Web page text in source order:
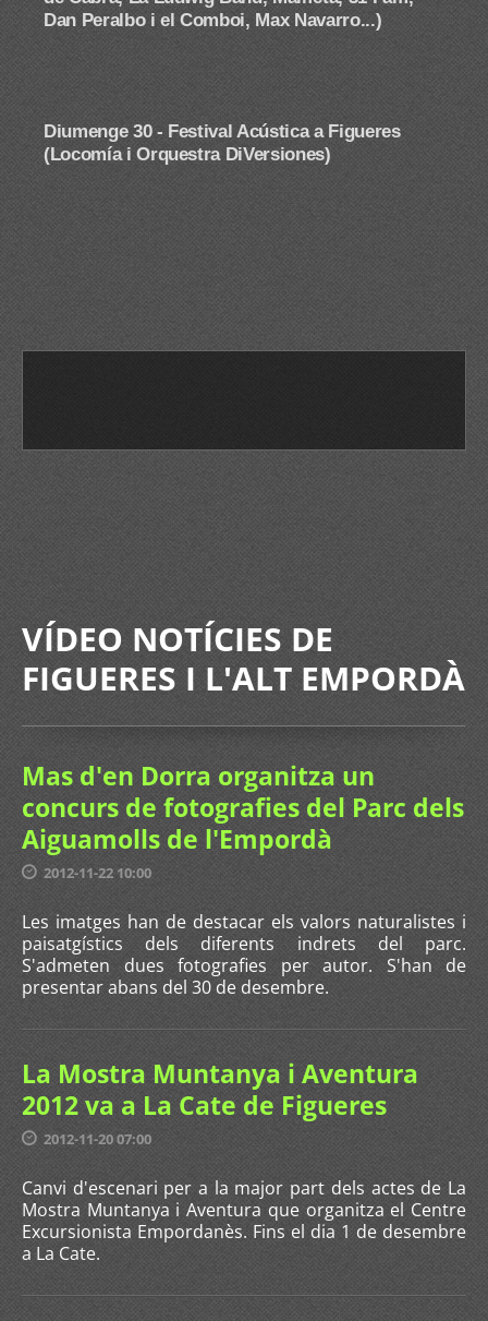
Dan Peralbo i el Comboi, Max Navarro...)
Diumenge 30 - Festival Acústica a Figueres
(Locomía i Orquestra DiVersiones)
VÍDEO NOTÍCIES DE
FIGUERES I L'ALT EMPORDÀ
Mas d'en Dorra organitza un
concurs de fotografies del Parc dels
Aiguamolls de l'Empordà
2012-11-22 10:00
Les imatges han de destacar els valors naturalistes i
paisatgístics dels diferents indrets del parc.
S'admeten dues fotografies per autor. S'han de
presentar abans del 30 de desembre.
La Mostra Muntanya i Aventura
2012 va a La Cate de Figueres
2012-11-20 07:00
Canvi d'escenari per a la major part dels actes de La
Mostra Muntanya i Aventura que organitza el Centre
Excursionista Empordanès. Fins el dia 1 de desembre
a La Cate.